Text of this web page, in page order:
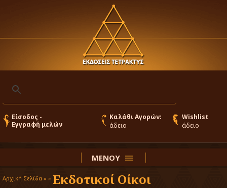
Είσοδος -
Εγγραφή μελών
Καλάθι Αγορών:
άδειο
Wishlist
άδειο
ΜΕΝΟΥ
Αρχική Σελίδα » » Εκδοτικοί Οίκοι